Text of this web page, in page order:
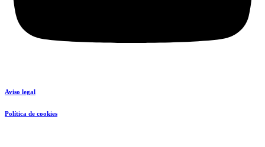
Aviso legal
Política de cookies